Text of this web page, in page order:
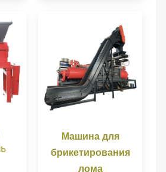
Машина для
брикетирования
лома